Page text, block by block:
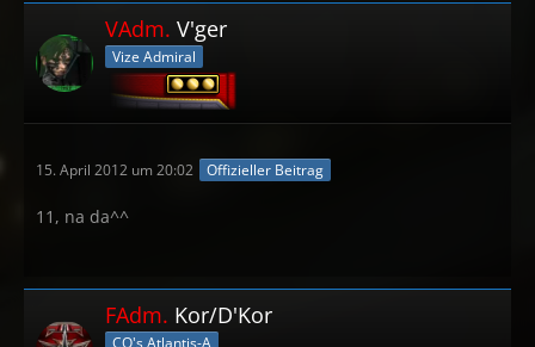
VAdm. V'ger
Vize Admiral
15. April 2012 um 20:02 Offizieller Beitrag
11, na da^^
FAdm. Kor/D'Kor
CO's Atlantis-A